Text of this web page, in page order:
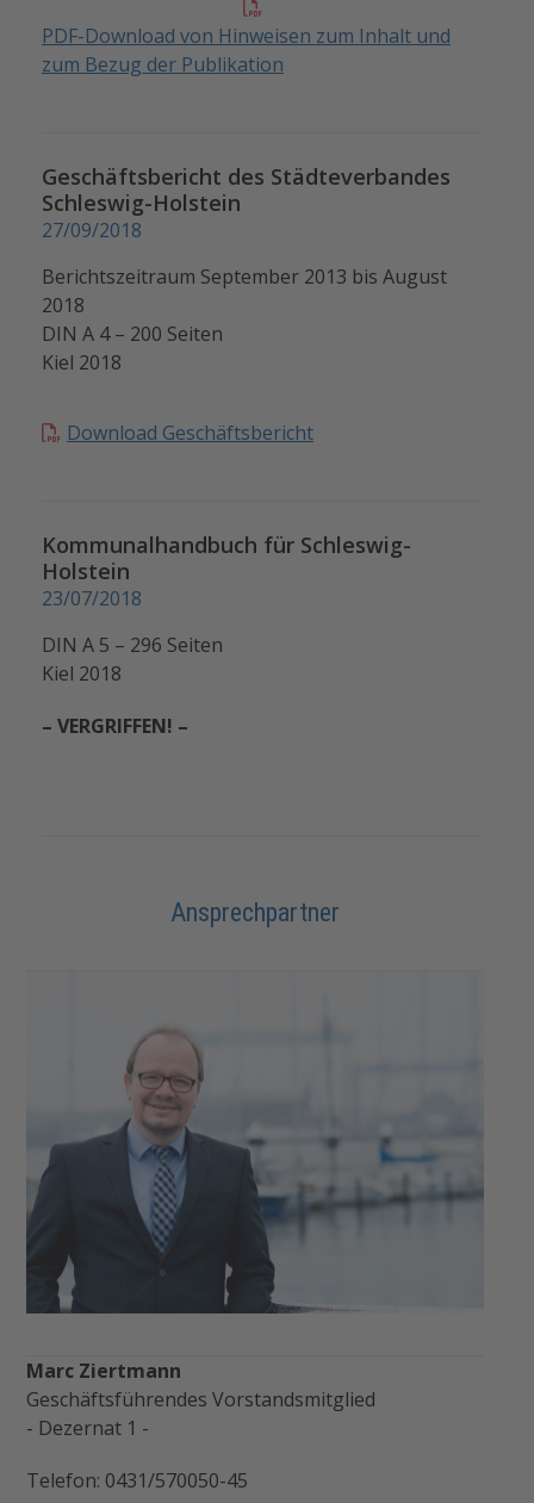
PDF-Download von Hinweisen zum Inhalt und
zum Bezug der Publikation
Geschäftsbericht des Städteverbandes
Schleswig-Holstein
27/09/2018
Berichtszeitraum September 2013 bis August
2018
DIN A 4 – 200 Seiten
Kiel 2018
Download Geschäftsbericht
Kommunalhandbuch für Schleswig-
Holstein
23/07/2018
DIN A 5 – 296 Seiten
Kiel 2018
– VERGRIFFEN! –
Ansprechpartner
Marc Ziertmann
Geschäftsführendes Vorstandsmitglied
- Dezernat 1 -
Telefon: 0431/570050-45